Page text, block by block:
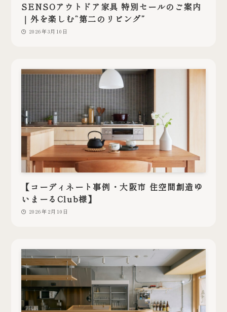
SENSOアウトドア家具 特別セールのご案内
｜外を楽しむ“第二のリビング”
2026年3月10日
【コーディネート事例・大阪市 住空間創造ゆ
いまーるClub様】
2026年2月10日